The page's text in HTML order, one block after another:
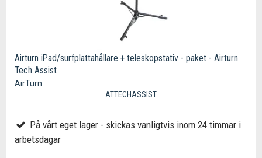
Airturn iPad/surfplattahållare + teleskopstativ - paket - Airturn
Tech Assist
AirTurn
ATTECHASSIST
På vårt eget lager - skickas vanligtvis inom 24 timmar i
arbetsdagar